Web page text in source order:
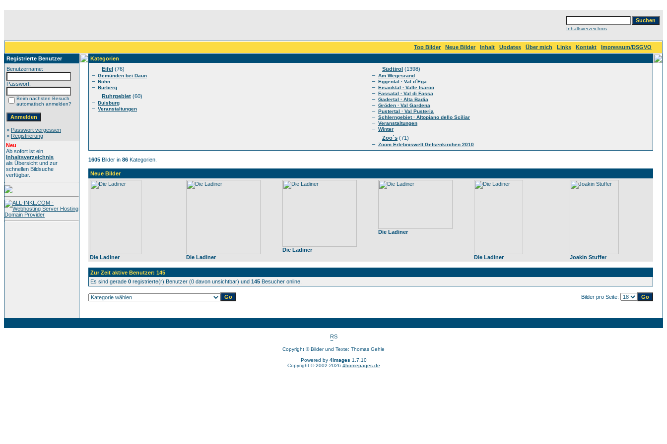
Inhaltsverzeichnis
Top Bilder Neue Bilder Inhalt Updates Über mich Links Kontakt
Impressum/DSGVO
Registrierte Benutzer
Benutzername:
Passwort:
Beim nächsten Besuch
automatisch anmelden?
» Passwort vergessen
» Registrierung
Neu
Ab sofort ist ein
Inhaltsverzeichnis
als Übersicht und zur
schnellen Bildsuche
verfügbar.
Kategorien
Eifel (76)
– Gemünden bei Daun
– Nohn
– Rurberg
Ruhrgebiet (60)
– Duisburg
– Veranstaltungen
Südtirol (1398)
– Am Wegesrand
– Eggental · Val d´Ega
– Eisacktal · Valle Isarco
– Fassatal · Val di Fassa
– Gadertal · Alta Badia
– Gröden · Val Gardena
– Pustertal · Val Pusteria
– Schlerngebiet · Altopiano dello Sciliar
– Veranstaltungen
– Winter
Zoo´s (71)
– Zoom Erlebniswelt Gelsenkirchen 2010
1605 Bilder in 86 Kategorien.
Neue Bilder
Die Ladiner Die Ladiner
Die Ladiner
Die Ladiner
Die Ladiner Joakin Stuffer
Zur Zeit aktive Benutzer: 145
Es sind gerade 0 registrierte(r) Benutzer (0 davon unsichtbar) und 145 Besucher online.
Bilder pro Seite:
Copyright © Bilder und Texte: Thomas Gehle
Powered by 4images 1.7.10
Copyright © 2002-2026 4homepages.de